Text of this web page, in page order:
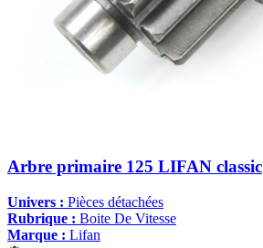
Arbre primaire 125 LIFAN classic
Univers : Pièces détachées
Rubrique : Boite De Vitesse
Marque : Lifan